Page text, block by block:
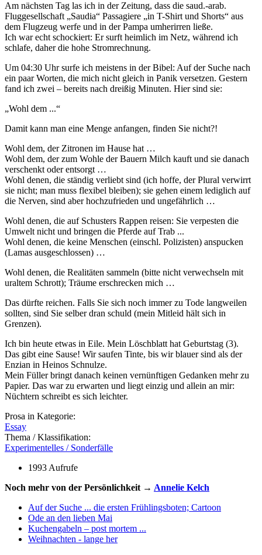
Am nächsten Tag las ich in der Zeitung, dass die saud.-arab.
Fluggesellschaft „Saudia“ Passagiere „in T-Shirt und Shorts“ aus
dem Flugzeug werfe und in der Pampa umherirren ließe.
Ich war echt schockiert: Er surft heimlich im Netz, während ich
schlafe, daher die hohe Stromrechnung.
Um 04:30 Uhr surfe ich meistens in der Bibel: Auf der Suche nach
ein paar Worten, die mich nicht gleich in Panik versetzen. Gestern
fand ich zwei – bereits nach dreißig Minuten. Hier sind sie:
„Wohl dem ...“
Damit kann man eine Menge anfangen, finden Sie nicht?!
Wohl dem, der Zitronen im Hause hat …
Wohl dem, der zum Wohle der Bauern Milch kauft und sie danach
verschenkt oder entsorgt …
Wohl denen, die ständig verliebt sind (ich hoffe, der Plural verwirrt
sie nicht; man muss flexibel bleiben); sie gehen einem lediglich auf
die Nerven, sind aber hochzufrieden und ungefährlich …
Wohl denen, die auf Schusters Rappen reisen: Sie verpesten die
Umwelt nicht und bringen die Pferde auf Trab ...
Wohl denen, die keine Menschen (einschl. Polizisten) anspucken
(Lamas ausgeschlossen) …
Wohl denen, die Realitäten sammeln (bitte nicht verwechseln mit
uraltem Schrott); Träume erschrecken mich …
Das dürfte reichen. Falls Sie sich noch immer zu Tode langweilen
sollten, sind Sie selber dran schuld (mein Mitleid hält sich in
Grenzen).
Ich bin heute etwas in Eile. Mein Löschblatt hat Geburtstag (3).
Das gibt eine Sause! Wir saufen Tinte, bis wir blauer sind als der
Enzian in Heinos Schnulze.
Mein Füller bringt danach keinen vernünftigen Gedanken mehr zu
Papier. Das war zu erwarten und liegt einzig und allein an mir:
Nüchtern schreibt es sich leichter.
Prosa in Kategorie:
Essay
Thema / Klassifikation:
Experimentelles / Sonderfälle
1993 Aufrufe
Noch mehr von der Persönlichkeit → Annelie Kelch
Auf der Suche ... die ersten Frühlingsboten; Cartoon
Ode an den lieben Mai
Kuchengabeln – post mortem ...
Weihnachten - lange her